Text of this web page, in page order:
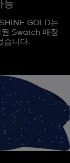
능
GOLD는
된 Swatch 매장
습니다.